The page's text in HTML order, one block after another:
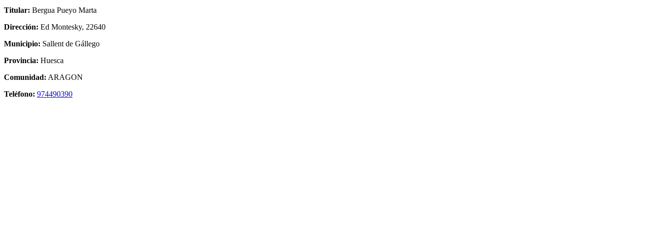
Titular: Bergua Pueyo Marta
Dirección: Ed Montesky, 22640
Municipio: Sallent de Gállego
Provincia: Huesca
Comunidad: ARAGON
Teléfono: 974490390